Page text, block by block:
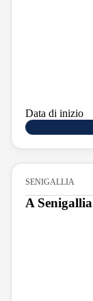
Data di inizio
SENIGALLIA
A